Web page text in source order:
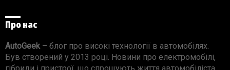
Про нас
AutoGeek– блог про високі технології в автомобілях.
Був створений у 2013 році. Новини про електромобілі,